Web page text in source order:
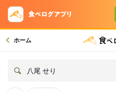
ホーム
八尾 せり